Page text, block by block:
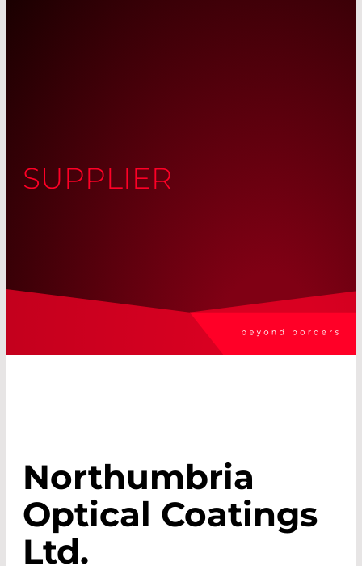
SUPPLIER
Northumbria
Optical Coatings
Ltd.